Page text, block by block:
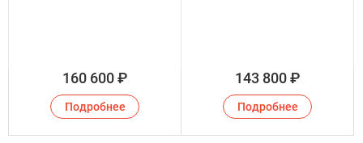
160 600₽
Подробнее
143 800₽
Подробнее